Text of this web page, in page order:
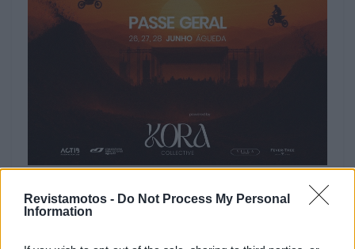
Revistamotos - Do Not Process My Personal
Information
Três dias de ação intensa